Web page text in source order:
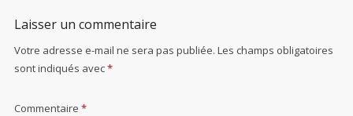
Laisser un commentaire
Votre adresse e-mail ne sera pas publiée. Les champs obligatoires
sont indiqués avec*
Commentaire *